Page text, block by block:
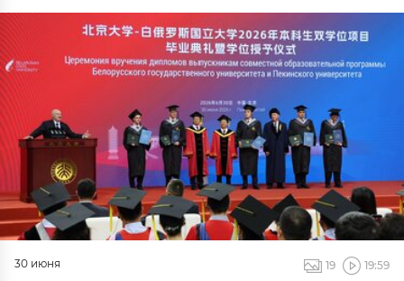
30 июня 19 19:59